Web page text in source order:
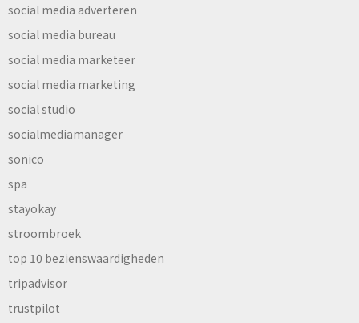
social media adverteren
social media bureau
social media marketeer
social media marketing
social studio
socialmediamanager
sonico
spa
stayokay
stroombroek
top 10 bezienswaardigheden
tripadvisor
trustpilot